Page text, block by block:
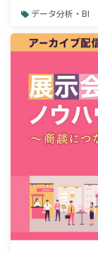
データ分析・BI